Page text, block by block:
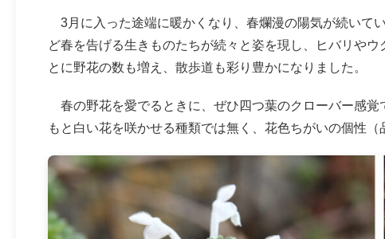
3月に入った途端に暖かくなり、春爛漫の陽気が続いて
ど春を告げる生きものたちが続々と姿を現し、ヒバリや
とに野花の数も増え、散歩道も彩り豊かになりました。
春の野花を愛でるときに、ぜひ四つ葉のクローバー感
もと白い花を咲かせる種類では無く、花色ちがいの個性（